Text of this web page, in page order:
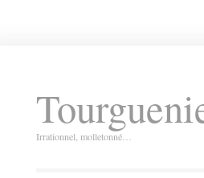
Irrationnel, molletonné…